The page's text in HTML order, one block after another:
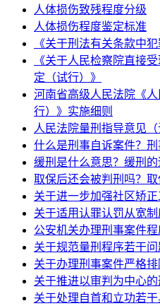
人体损伤致残程度分级
人体损伤程度鉴定标准
《关于刑法有关条款中
《关于人民检察院直接
定（试行）》
河南省高级人民法院《
行）》实施细则
人民法院量刑指导意见（
什么是刑事自诉案件？
缓刑是什么意思？缓刑
取保后还会被判刑吗？取
关于进一步加强社区矫
关于适用认罪认罚从宽
公安机关办理刑事案件
关于规范量刑程序若干
关于办理刑事案件严格
关于推进以审判为中心
关于处理自首和立功若